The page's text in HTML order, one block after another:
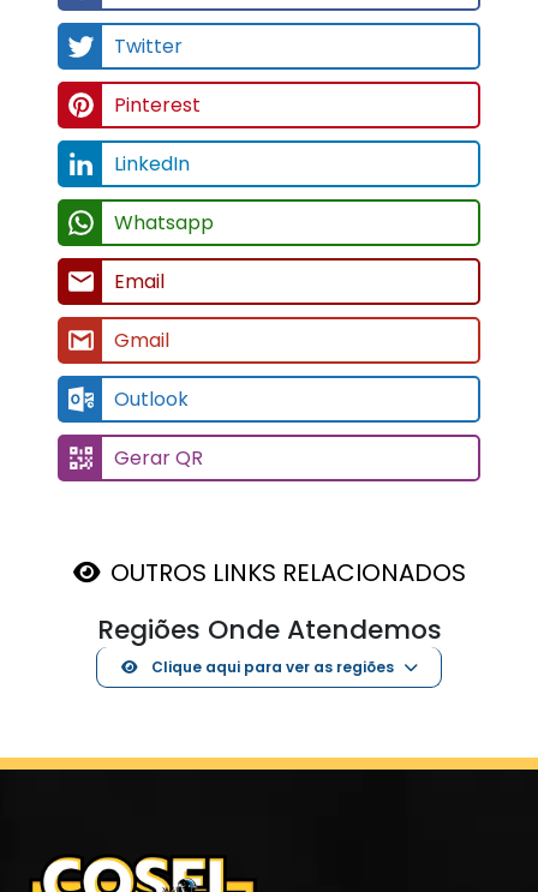
Twitter
Pinterest
LinkedIn
Whatsapp
Email
Gmail
Outlook
Gerar QR
OUTROS LINKS RELACIONADOS
Regiões Onde Atendemos
Clique aqui para ver as regiões